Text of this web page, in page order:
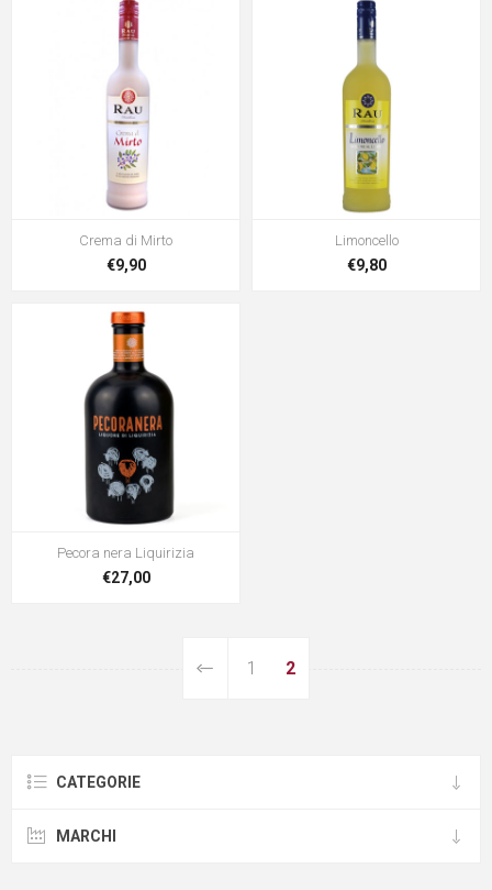
Crema di Mirto
€9,90
Limoncello
€9,80
Pecora nera Liquirizia
€27,00
1 2
CATEGORIE
MARCHI